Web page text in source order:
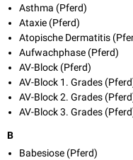
Asthma (Pferd)
Ataxie (Pferd)
Atopische Dermatitis
Aufwachphase (Pferd)
AV-Block (Pferd)
AV-Block 1. Grades
AV-Block 2. Grades
AV-Block 3. Grades
B
Babesiose (Pferd)